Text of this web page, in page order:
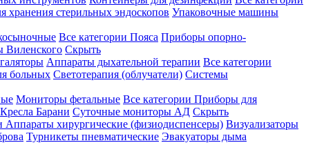
хранения стерильных эндоскопов Упаковочные машины
Все категории Пояса Приборы опорно-
Скрыть
Аппараты дыхательной терапии Все категории
больных Светотерапия (облучатели) Системы
Мониторы фетальные Все категории Приборы для
Кресла Барани Суточные мониторы АД Скрыть
Аппараты хирургические (физиодиспенсеры) Визуализаторы
Турникеты пневматические Эвакуаторы дыма